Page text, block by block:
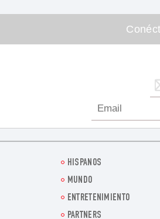
HISPANOS
MUNDO
ENTRETENIMIENTO
PARTNERS